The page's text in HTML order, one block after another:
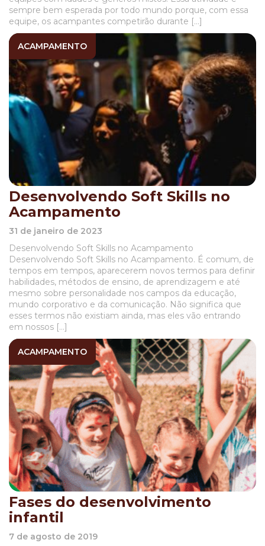
sempre bem esperada por todo mundo porque, com essa
equipe, os acampantes competirão durante […]
ACAMPAMENTO
Desenvolvendo Soft Skills no
Acampamento
31 de janeiro de 2023
Desenvolvendo Soft Skills no Acampamento
Desenvolvendo Soft Skills no Acampamento. É comum, de
tempos em tempos, aparecerem novos termos para definir
habilidades, métodos de ensino, de aprendizagem e até
mesmo sobre personalidade nos campos da educação,
mundo corporativo e da comunicação. Não significa que
esses termos não existiam ainda, mas eles vão entrando
em nossos […]
ACAMPAMENTO
Fases do desenvolvimento
infantil
7 de agosto de 2019